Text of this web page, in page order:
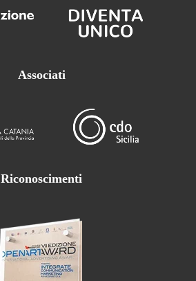
Associati
Riconoscimenti